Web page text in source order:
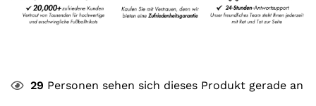
29 Personen sehen sich dieses Produkt gerade an